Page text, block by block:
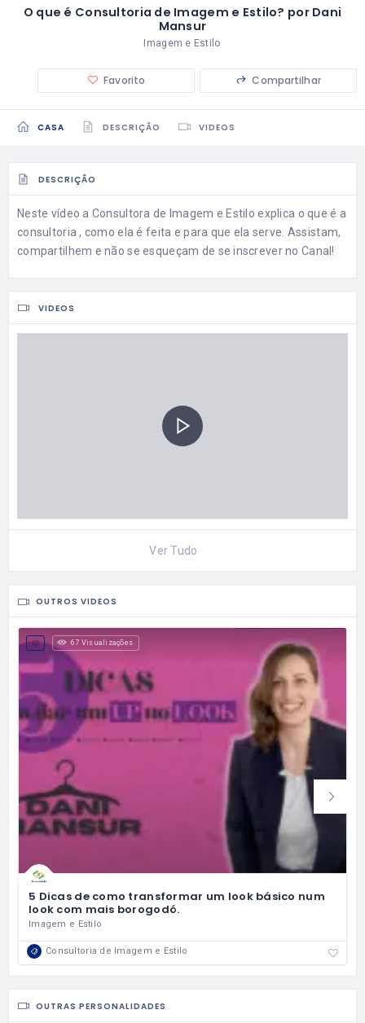
O que é Consultoria de Imagem e Estilo? por Dani
Mansur
Imagem e Estilo
Favorito Compartilhar
CASA DESCRIÇÃO VIDEOS
DESCRIÇÃO
Neste vídeo a Consultora de Imagem e Estilo explica o que é a
consultoria , como ela é feita e para que ela serve. Assistam,
compartilhem e não se esqueçam de se inscrever no Canal!
VIDEOS
Ver Tudo
OUTROS VIDEOS
67 Visualizações
5 Dicas de como transformar um look básico num
look com mais borogodó.
Imagem e Estilo
Consultoria de Imagem e Estilo
OUTRAS PERSONALIDADES